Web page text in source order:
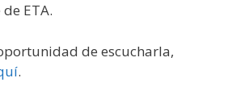
ETA.
de escucharla,
.